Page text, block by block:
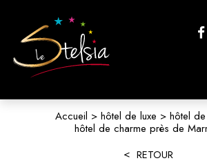
Accueil hôtel de luxe
hôtel
hôtel de charme près de
RETOUR